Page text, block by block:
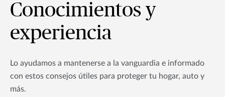
Conocimientos y
experiencia
Lo ayudamos a mantenerse a la vanguardia e informado
con estos consejos útiles para proteger tu hogar, auto y
más.